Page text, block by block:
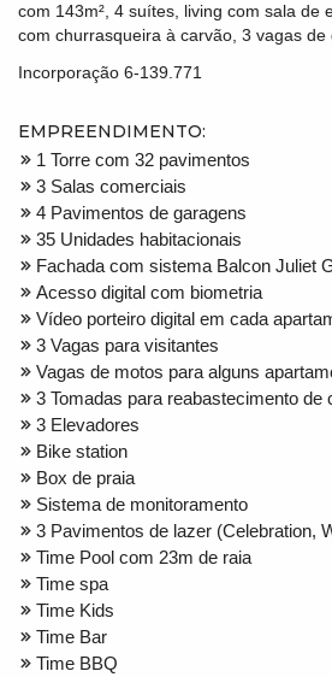
com 143m², 4 suítes, living com sala de
com churrasqueira à carvão, 3 vagas de
Incorporação 6-139.771
EMPREENDIMENTO:
1 Torre com 32 pavimentos
3 Salas comerciais
4 Pavimentos de garagens
35 Unidades habitacionais
Fachada com sistema Balcon Juliet
Acesso digital com biometria
Vídeo porteiro digital em cada
3 Vagas para visitantes
Vagas de motos para alguns
3 Tomadas para reabastecimento de
3 Elevadores
Bike station
Box de praia
Sistema de monitoramento
3 Pavimentos de lazer (Celebration,
Time Pool com 23m de raia
Time spa
Time Kids
Time Bar
Time BBQ